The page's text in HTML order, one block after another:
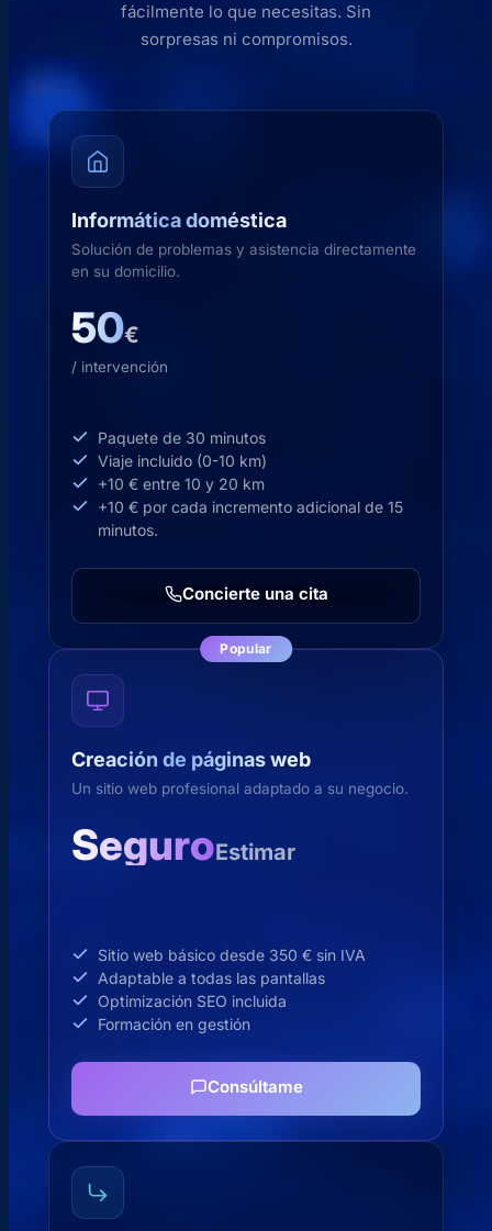
fácilmente lo que necesitas. Sin
sorpresas ni compromisos.
Informática doméstica
Solución de problemas y asistencia directamente
en su domicilio.
50€
/ intervención
Paquete de 30 minutos
Viaje incluido (0-10 km)
+10 € entre 10 y 20 km
+10 € por cada incremento adicional de 15
minutos.
Concierte una cita
Popular
Creación de páginas web
Un sitio web profesional adaptado a su negocio.
SeguroEstimar
Sitio web básico desde 350 € sin IVA
Adaptable a todas las pantallas
Optimización SEO incluida
Formación en gestión
Consúltame